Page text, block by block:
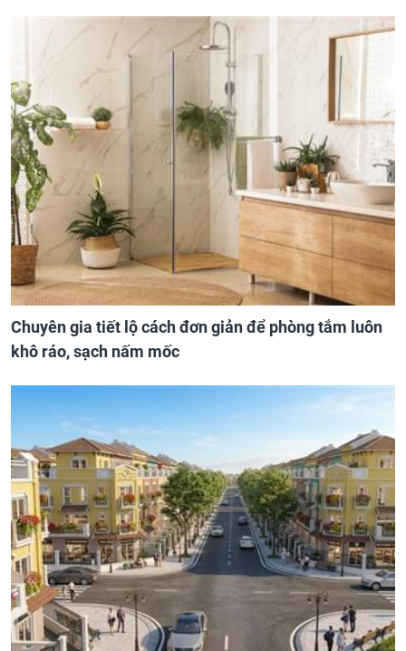
Chuyên gia tiết lộ cách đơn giản để phòng tắm luôn
khô ráo, sạch nấm mốc